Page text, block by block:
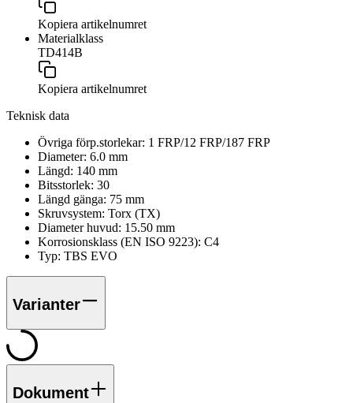
Kopiera artikelnumret
Materialklass
TD414B
Kopiera artikelnumret
Teknisk data
Övriga förp.storlekar: 1 FRP/12 FRP/187 FRP
Diameter: 6.0 mm
Längd: 140 mm
Bitsstorlek: 30
Längd gänga: 75 mm
Skruvsystem: Torx (TX)
Diameter huvud: 15.50 mm
Korrosionsklass (EN ISO 9223): C4
Typ: TBS EVO
Varianter
Dokument